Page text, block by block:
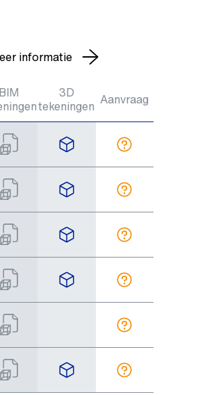
informatie
Theoretisch
gewicht/kg
BIM
3D
tekeningen Aanvraag